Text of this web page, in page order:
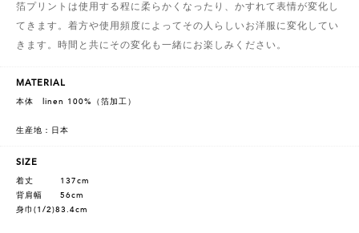
箔プリントは使用する程に柔らかくなったり、かすれて表情が変化し
てきます。着方や使用頻度によってその人らしいお洋服に変化してい
きます。時間と共にその変化も一緒にお楽しみください。
MATERIAL
本体 linen 100%（箔加工）
生産地：日本
SIZE
着丈 137cm
背肩幅 56cm
身巾(1/2)83.4cm